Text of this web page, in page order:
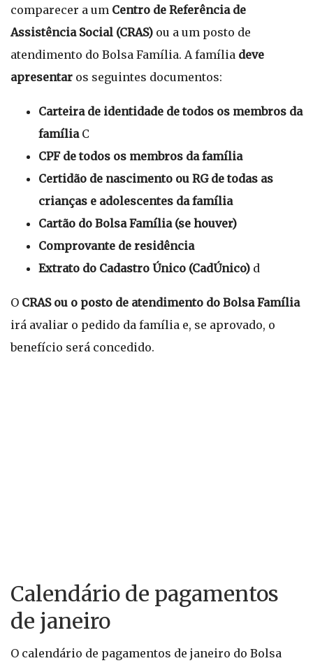
comparecer a um Centro de Referência de
Assistência Social (CRAS) ou a um posto de
atendimento do Bolsa Família. A família deve
apresentar os seguintes documentos:
Carteira de identidade de todos os membros da
famíliaC
CPF de todos os membros da família
Certidão de nascimento ou RG de todas as
crianças e adolescentes da família
Cartão do Bolsa Família (se houver)
Comprovante de residência
Extrato do Cadastro Único (CadÚnico) d
O CRAS ou o posto de atendimento do Bolsa Família
irá avaliar o pedido da família e, se aprovado, o
benefício será concedido.
Calendário de pagamentos
de janeiro
O calendário de pagamentos de janeiro do Bolsa